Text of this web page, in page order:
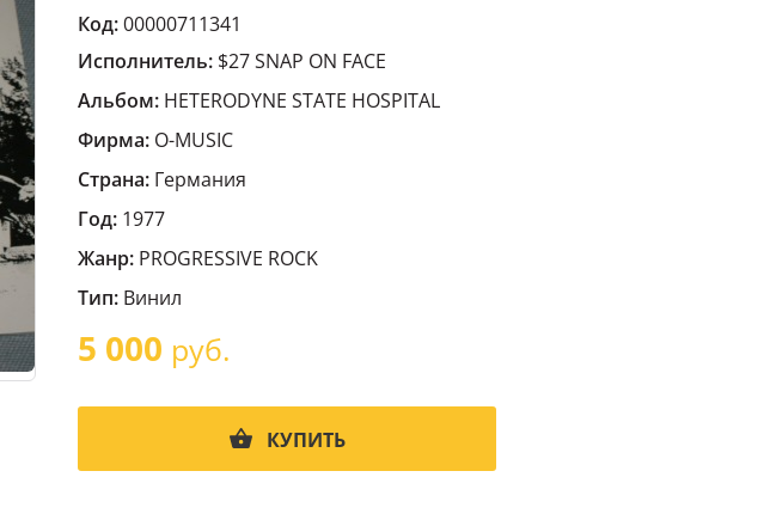
Код:00000711341
Исполнитель: $27 SNAP ON FACE
Альбом: HETERODYNE STATE HOSPITAL
Фирма: O-MUSIC
Страна: Германия
Год: 1977
Жанр: PROGRESSIVE ROCK
Тип: Винил
5 000 руб.
КУПИТЬ